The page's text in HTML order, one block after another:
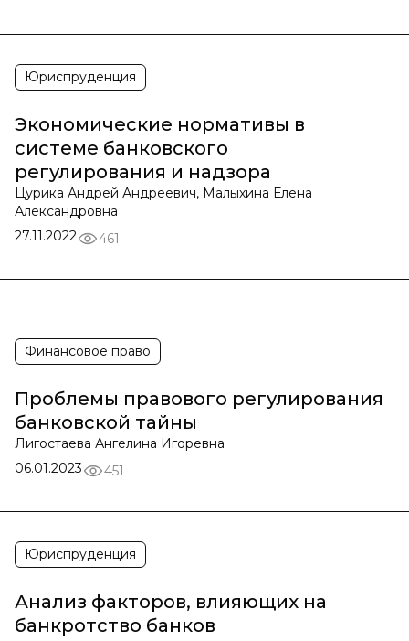
Юриспруденция
Экономические нормативы в
системе банковского
регулирования и надзора
Цурика Андрей Андреевич, Малыхина Елена
Александровна
27.11.2022
461
Финансовое право
Проблемы правового регулирования
банковской тайны
Лигостаева Ангелина Игоревна
06.01.2023
451
Юриспруденция
Анализ факторов, влияющих на
банкротство банков